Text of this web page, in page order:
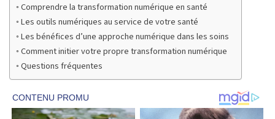
Comprendre la transformation numérique en santé
Les outils numériques au service de votre santé
Les bénéfices d’une approche numérique dans les soins
Comment initier votre propre transformation numérique
Questions fréquentes